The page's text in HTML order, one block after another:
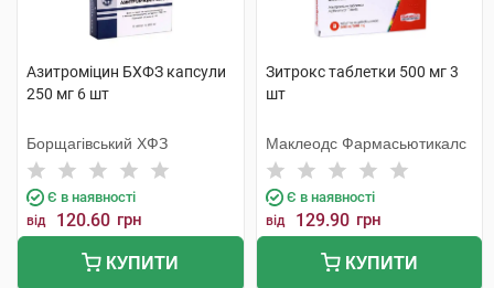
Азитроміцин БХФЗ капсули
250 мг 6 шт
Борщагівський ХФЗ
Є в наявності
від 120.60 грн
КУПИТИ
Зитрокс таблетки 500 мг 3
шт
Маклеодс Фармасьютикалс
Є в наявності
від 129.90 грн
КУПИТИ